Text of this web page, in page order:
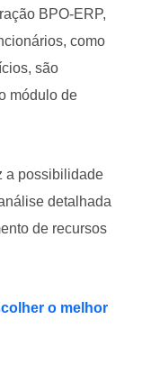
BPO-ERP,
como
são
módulo de
a possibilidade
detalhada
de recursos
o melhor